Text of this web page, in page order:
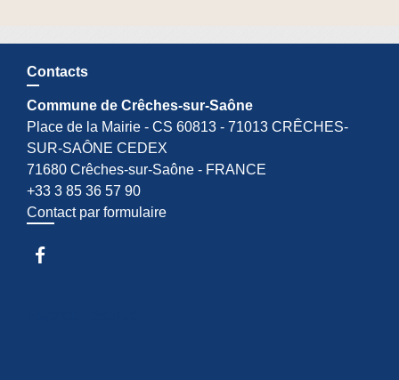
Contacts
Commune de Crêches-sur-Saône
Place de la Mairie - CS 60813 - 71013 CRÊCHES-
SUR-SAÔNE CEDEX
71680 Crêches-sur-Saône - FRANCE
+33 3 85 36 57 90
Contact par formulaire